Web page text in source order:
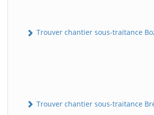
Trouver chantier sous-traitance
Trouver chantier sous-traitance